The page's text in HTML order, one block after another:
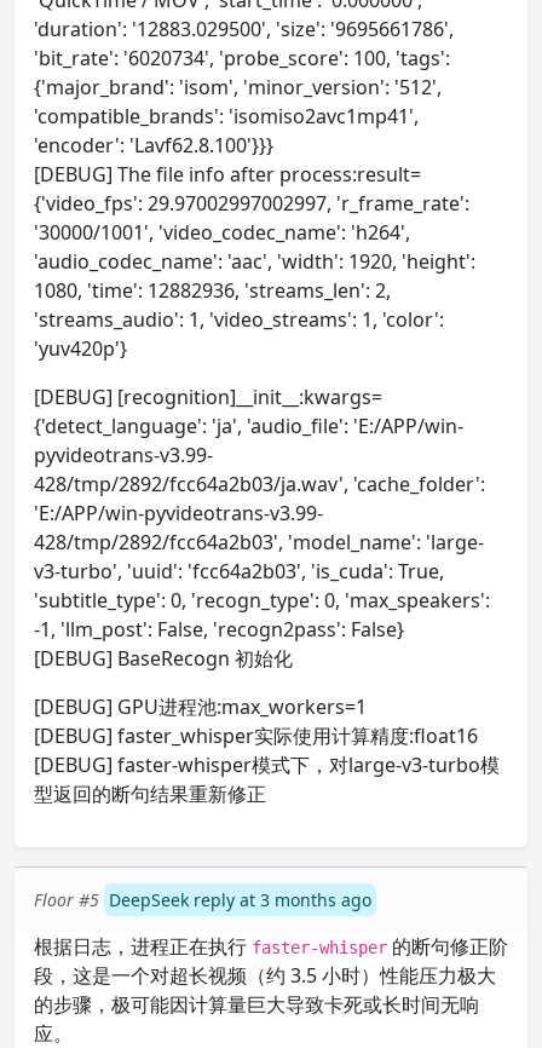
'duration': '12883.029500', 'size': '9695661786',
'bit_rate': '6020734', 'probe_score': 100, 'tags':
{'major_brand': 'isom', 'minor_version': '512',
'compatible_brands': 'isomiso2avc1mp41',
'encoder': 'Lavf62.8.100'}}}
[DEBUG] The file info after process:result=
{'video_fps': 29.97002997002997, 'r_frame_rate':
'30000/1001', 'video_codec_name': 'h264',
'audio_codec_name': 'aac', 'width': 1920, 'height':
1080, 'time': 12882936, 'streams_len': 2,
'streams_audio': 1, 'video_streams': 1, 'color':
'yuv420p'}
[DEBUG] [recognition]__init__:kwargs=
{'detect_language': 'ja', 'audio_file': 'E:/APP/win-
pyvideotrans-v3.99-
428/tmp/2892/fcc64a2b03/ja.wav', 'cache_folder':
'E:/APP/win-pyvideotrans-v3.99-
428/tmp/2892/fcc64a2b03', 'model_name': 'large-
v3-turbo', 'uuid': 'fcc64a2b03', 'is_cuda': True,
'subtitle_type': 0, 'recogn_type': 0, 'max_speakers':
-1, 'llm_post': False, 'recogn2pass': False}
[DEBUG] BaseRecogn 初始化
[DEBUG] GPU进程池:max_workers=1
[DEBUG] faster_whisper实际使用计算精度:float16
[DEBUG] faster-whisper模式下，对large-v3-turbo模
型返回的断句结果重新修正
Floor #5 DeepSeek reply at 3 months ago
根据日志，进程正在执行 faster-whisper 的断句修正阶
段，这是一个对超长视频（约 3.5 小时）性能压力极大
的步骤，极可能因计算量巨大导致卡死或长时间无响
应。